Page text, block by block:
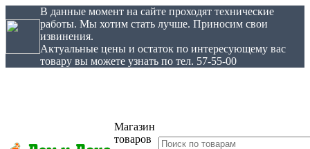
В данные момент на сайте проходят технические
работы. Мы хотим стать лучше. Приносим свои
извинения.
Актуальные цены и остаток по интересующему вас
товару вы можете узнать по тел. 57-55-00
Магазин
товаров